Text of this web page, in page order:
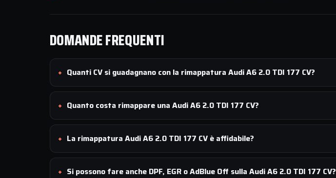
DOMANDE FREQUENTI
Quanti CV si guadagnano con la rimappatura Audi A6 2.0 TDI 177 CV?
Quanto costa rimappare una Audi A6 2.0 TDI 177 CV?
La rimappatura Audi A6 2.0 TDI 177 CV è affidabile?
Si possono fare anche DPF, EGR o AdBlue Off sulla Audi A6 2.0 TDI 177 CV?